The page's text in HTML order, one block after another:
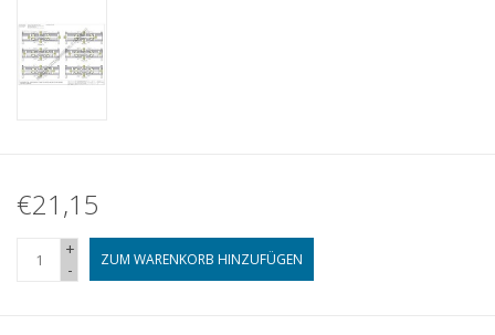
€21,15
+
-
ZUM WARENKORB HINZUFÜGEN